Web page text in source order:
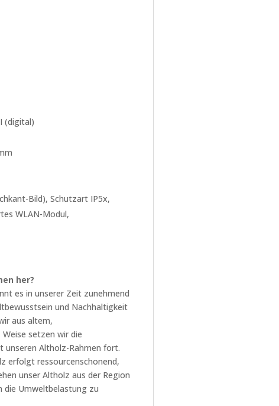
(digital)
Bild), Schutzart IP5x,
WLAN-Modul,
her?
es in unserer Zeit zunehmend
und Nachhaltigkeit
aus altem,
setzen wir die
unseren Altholz-Rahmen fort.
erfolgt ressourcenschonend,
unser Altholz aus der Region
die Umweltbelastung zu